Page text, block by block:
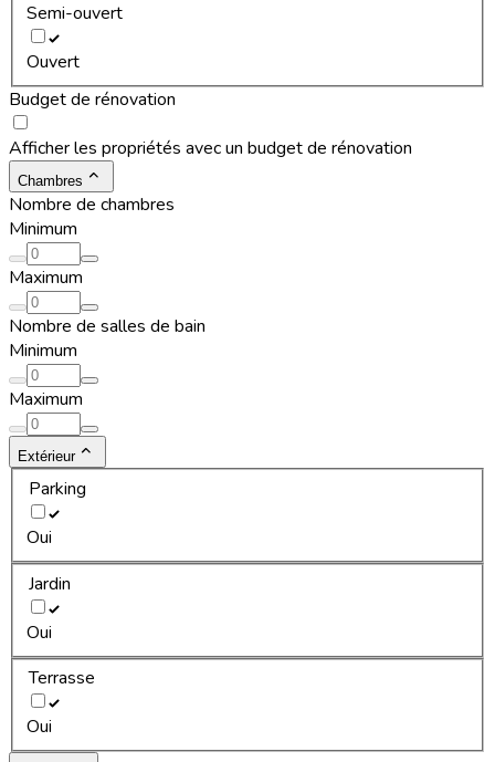
Semi-ouvert
Ouvert
Budget de rénovation
Afficher les propriétés avec un budget de rénovation
Chambres
Nombre de chambres
Minimum
Maximum
Nombre de salles de bain
Minimum
Maximum
Extérieur
Parking
Oui
Jardin
Oui
Terrasse
Oui